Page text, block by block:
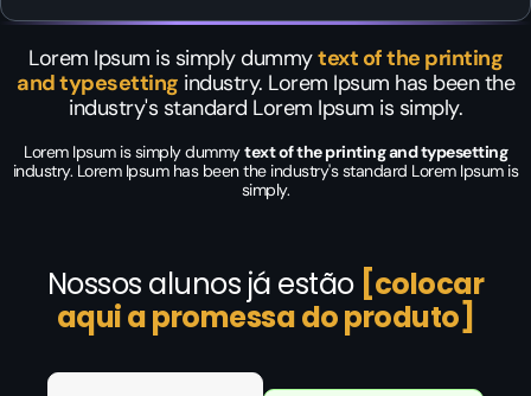
Lorem Ipsum is simply dummytext of the printing
and typesetting industry. Lorem Ipsum has been the
industry's standard Lorem Ipsum is simply.
Lorem Ipsum is simply dummytext of the printing and typesetting
industry. Lorem Ipsum has been the industry's standard Lorem Ipsum is
simply.
Nossos alunos já estão [colocar
aqui a promessa do produto]